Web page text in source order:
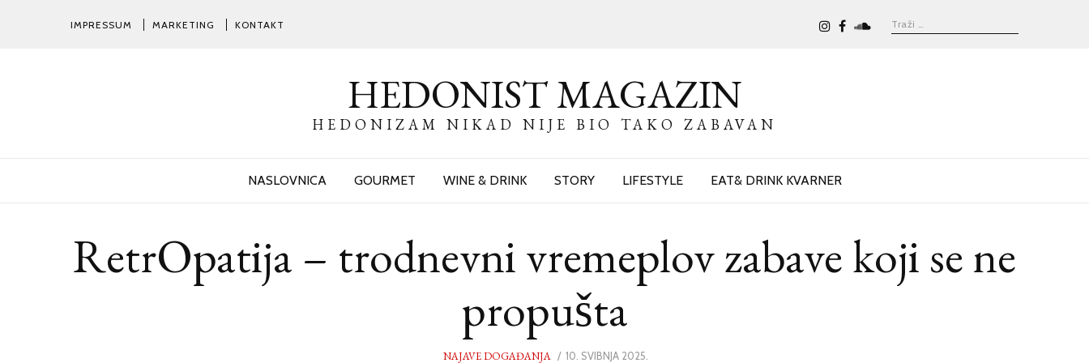
IMPRESSUM MARKETING KONTAKT
HEDONIST MAGAZIN
HEDONIZAM NIKAD NIJE BIO TAKO ZABAVAN
NASLOVNICA GOURMET WINE & DRINK STORY LIFESTYLE EAT& DRINK KVARNER
RetrOpatija – trodnevni vremeplov zabave koji se ne
propušta
NAJAVE DOGAĐANJA POSTED
10. SVIBNJA 2025.